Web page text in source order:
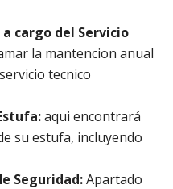
cargo del Servicio
la mantencion anual
tecnico
aqui encontrará
su estufa, incluyendo
Seguridad:Apartado